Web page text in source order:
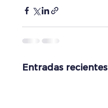
Entradas recientes